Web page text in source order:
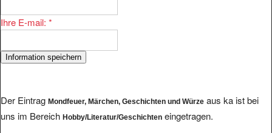
Ihre E-mail: *
Der Eintrag Mondfeuer, Märchen, Geschichten und Würze aus ka ist bei
uns im Bereich Hobby/Literatur/Geschichten eingetragen.